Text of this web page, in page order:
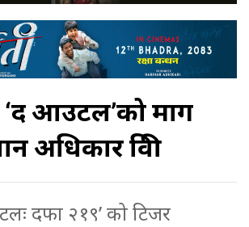
आउटल’को माग
अधिकार विक्री
दफा २१९’ को टिजर